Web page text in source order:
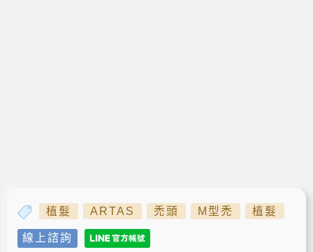
植髮 ARTAS 禿頭 M型禿 植髮
線上諮詢